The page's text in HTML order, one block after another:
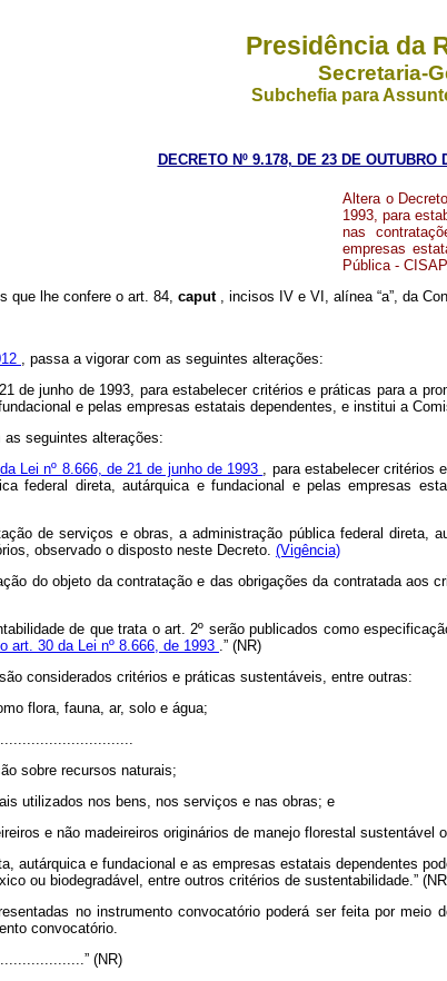
Presidência da
Secretaria-
Subchefia para
DECRETO Nº 9.178, DE 23 DE OUTUBRO
Altera o
1993, para
nas
empresas
Pública -
que lhe confere o art. 84, caput , incisos IV e VI, alínea “a”, da
, passa a vigorar com as seguintes alterações:
de junho de 1993, para estabelecer critérios e práticas para a
e pelas empresas estatais dependentes, e institui a
seguintes alterações:
Lei nº 8.666, de 21 de junho de 1993 , para estabelecer critérios
federal direta, autárquica e fundacional e pelas empresas
de serviços e obras, a administração pública federal direta,
observado o disposto neste Decreto. (Vigência)
do objeto da contratação e das obrigações da contratada
de que trata o art. 2º serão publicados como
art. 30 da Lei nº 8.666, de 1993 .” (NR)
considerados critérios e práticas sustentáveis, entre outras:
flora, fauna, ar, solo e água;
sobre recursos naturais;
utilizados nos bens, nos serviços e nas obras; e
e não madeireiros originários de manejo florestal sustentável
autárquica e fundacional e as empresas estatais dependentes
ou biodegradável, entre outros critérios de sustentabilidade.”
no instrumento convocatório poderá ser feita por
convocatório.
(NR)